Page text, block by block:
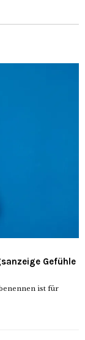
Gefühle
ist für